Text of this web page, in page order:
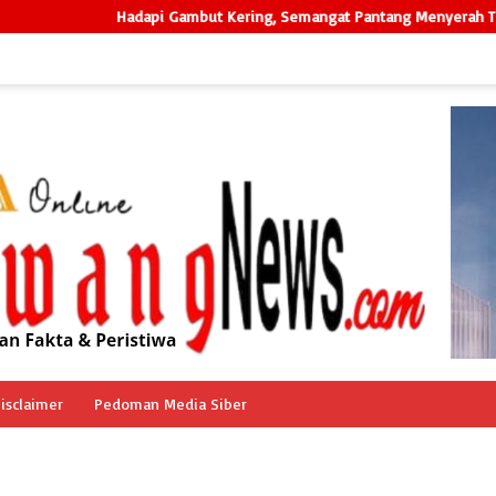
Gambut Kering, Semangat Pantang Menyerah Tim Gabungan
Pedoman Media Siber